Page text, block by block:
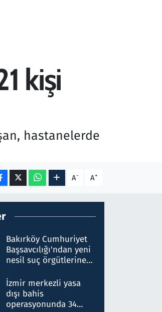
kişi
hastanelerde
A- A+
Bakırköy Cumhuriyet
Başsavcılığı'ndan yeni
nesil suç örgütlerine
hakkında gözaltı kararı
İzmir merkezli yasa
dışı bahis
operasyonunda 34